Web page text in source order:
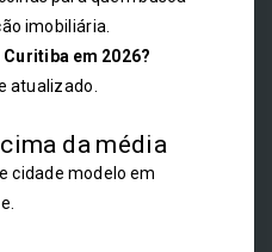
imobiliária.
em 2026?
atualizado.
da média
cidade modelo em